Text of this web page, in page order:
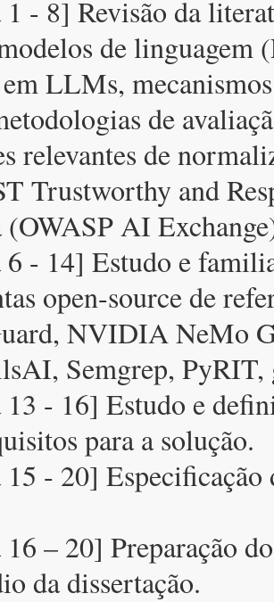
1 - 8] Revisão da
de
em LLMs,
de
relevantes de
Trustworthy and
AI
6 - 14] Estudo e
open-source de
NVIDIA NeMo
Semgrep, PyRIT,
13 - 16] Estudo e
para a solução.
15 - 20]
16 – 20] Preparação
da dissertação.